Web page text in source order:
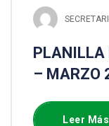
PLANILLA
– MARZO
Leer Más